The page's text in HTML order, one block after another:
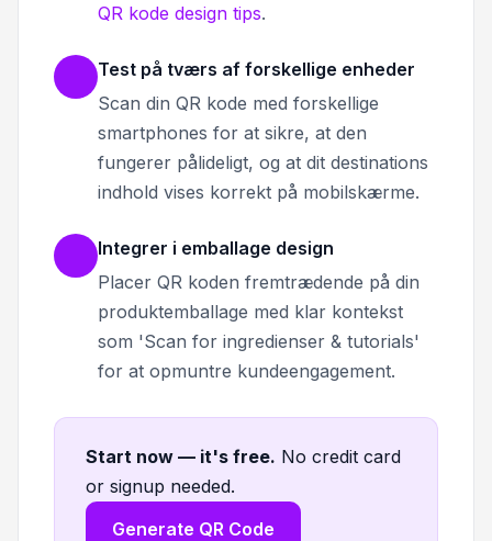
QR kode design tips.
Test på tværs af forskellige enheder
Scan din QR kode med forskellige
smartphones for at sikre, at den
fungerer pålideligt, og at dit destinations
indhold vises korrekt på mobilskærme.
Integrer i emballage design
Placer QR koden fremtrædende på din
produktemballage med klar kontekst
som 'Scan for ingredienser & tutorials'
for at opmuntre kundeengagement.
Start now — it's free. No credit card
or signup needed.
Generate QR Code